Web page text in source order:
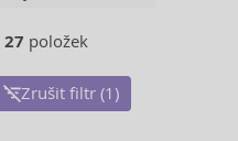
27 položek
Zrušit filtr (1)